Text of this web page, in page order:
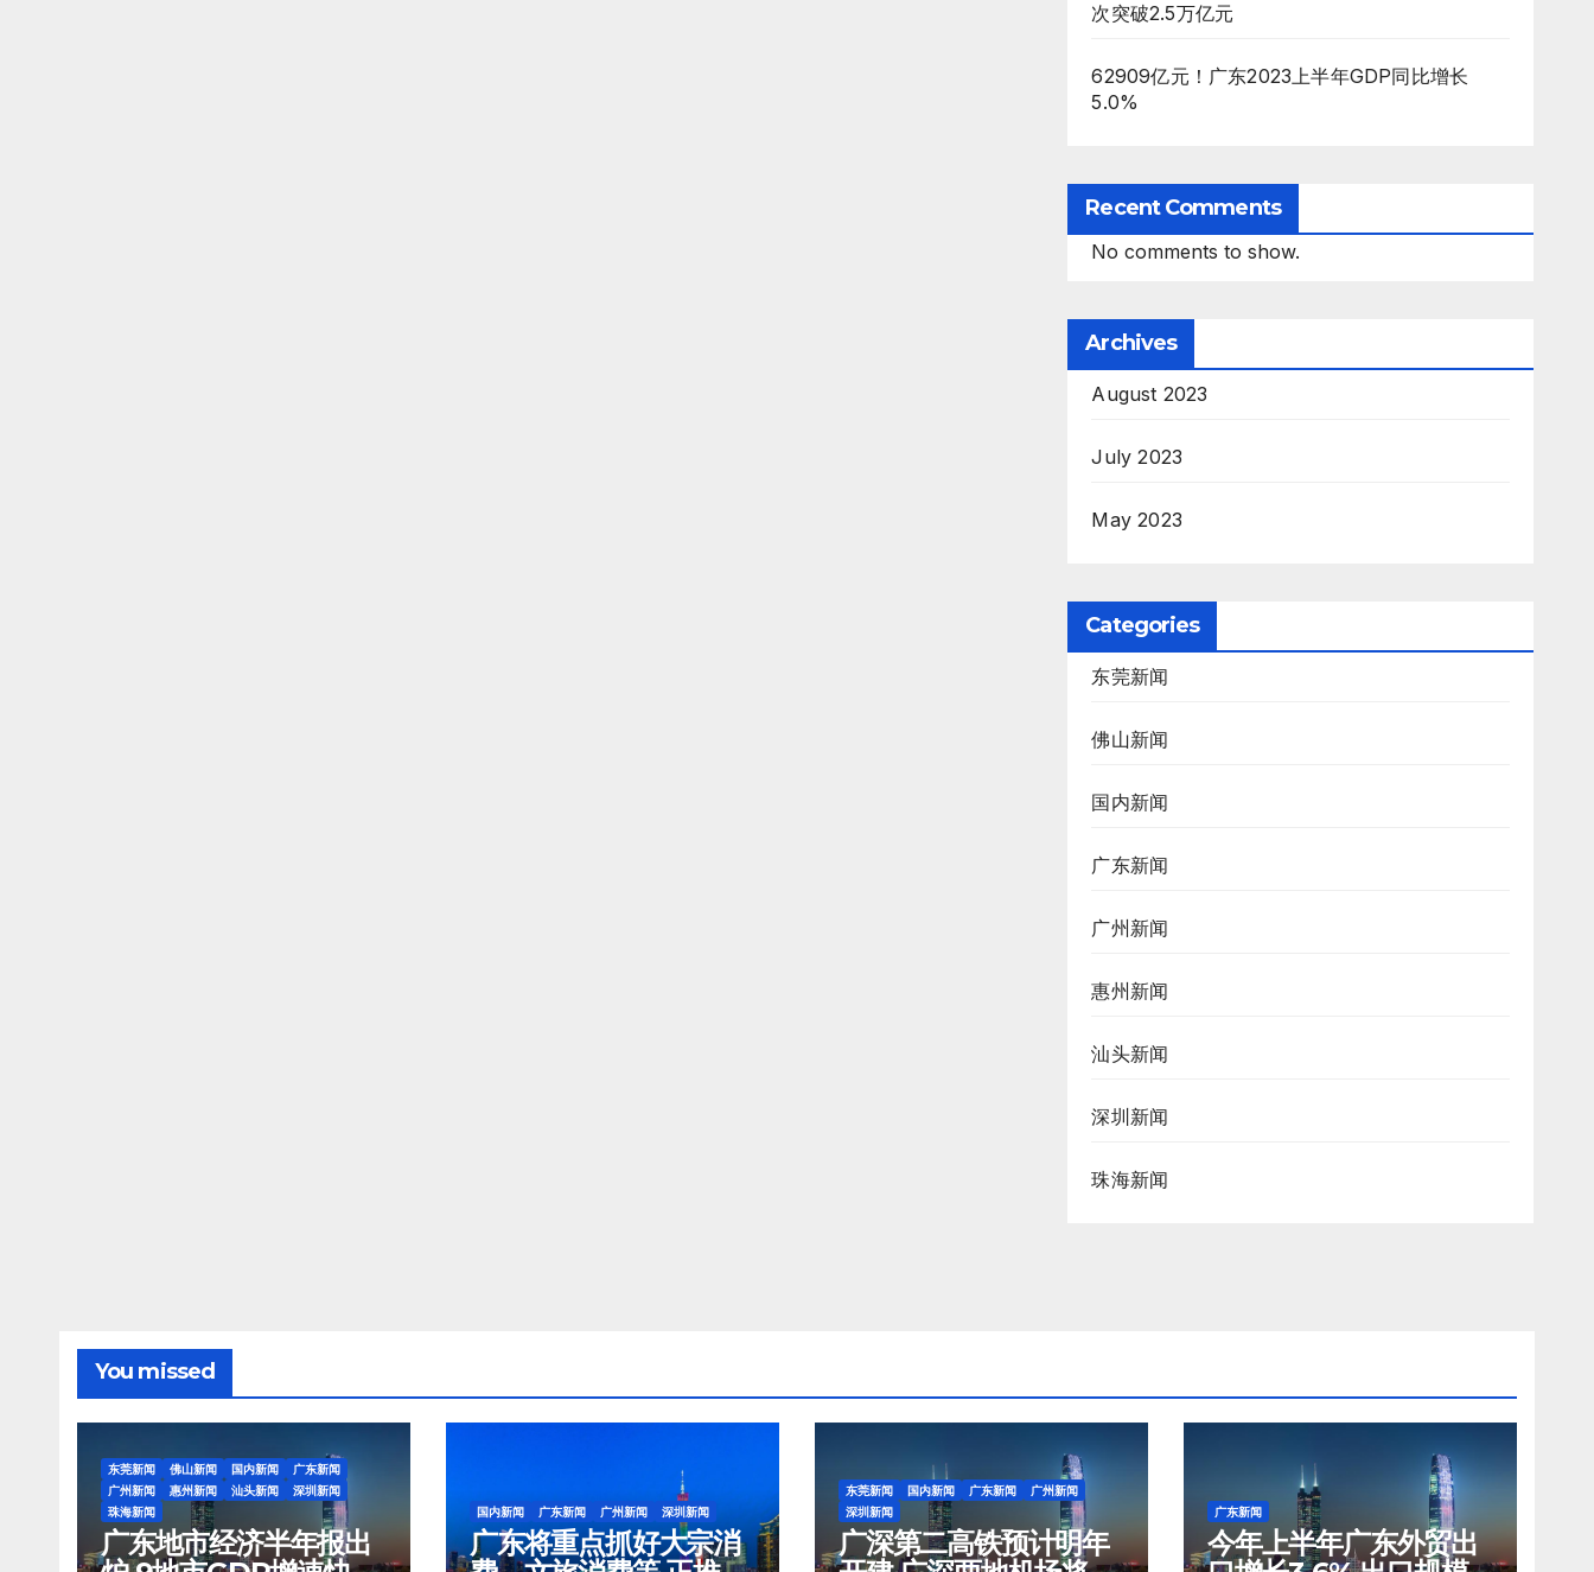
次突破2.5万亿元
62909亿元！广东2023上半年GDP同比增长
5.0%
Recent Comments
No comments to show.
Archives
August 2023
July 2023
May 2023
Categories
东莞新闻
佛山新闻
国内新闻
广东新闻
广州新闻
惠州新闻
汕头新闻
深圳新闻
珠海新闻
You missed
东莞新闻 佛山新闻 国内新闻
广东新闻
广州新闻
惠州新闻 汕头新闻
深圳新闻
珠海新闻
广东地市经济半年报出
国内新闻 广东新闻 广州新闻 深圳新闻
广东将重点抓好大宗消
东莞新闻 国内新闻 广东新闻
广州新闻
深圳新闻
广深第二高铁预计明年
广东新闻
今年上半年广东外贸出